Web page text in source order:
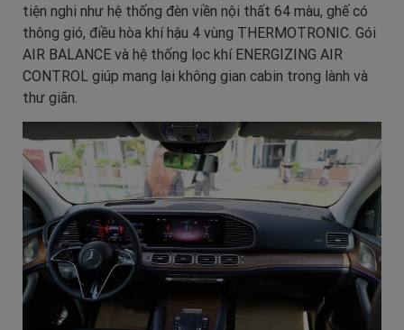
tiện nghi như hệ thống đèn viền nội thất 64 màu, ghế có
thông gió, điều hòa khí hậu 4 vùng THERMOTRONIC. Gói
AIR BALANCE và hệ thống lọc khí ENERGIZING AIR
CONTROL giúp mang lại không gian cabin trong lành và
thư giãn.